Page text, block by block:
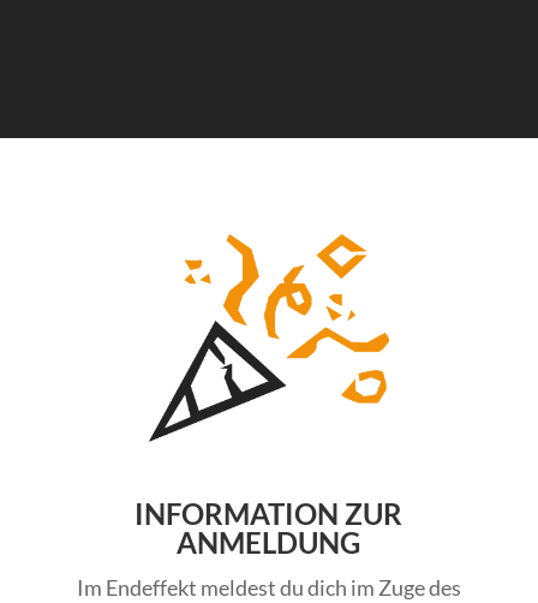
INFORMATION ZUR
ANMELDUNG
Im Endeffekt meldest du dich im Zuge des